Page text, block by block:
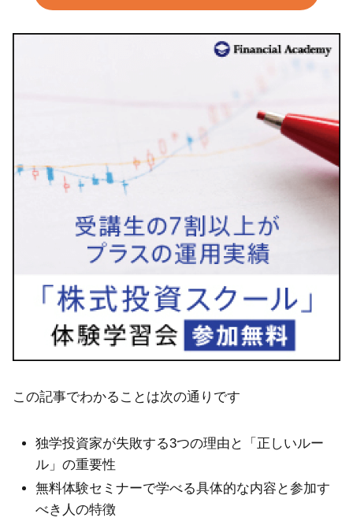
この記事でわかることは次の通りです
独学投資家が失敗する3つの理由と「正しいルー
ル」の重要性
無料体験セミナーで学べる具体的な内容と参加す
べき人の特徴